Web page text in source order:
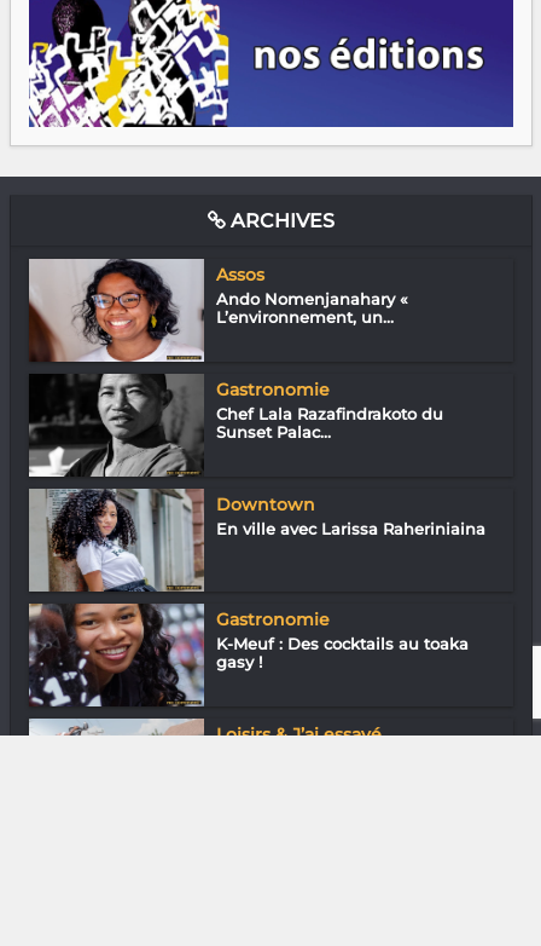
ARCHIVES
Assos
Ando Nomenjanahary «
L’environnement, un...
Gastronomie
Chef Lala Razafindrakoto du
Sunset Palac...
Downtown
En ville avec Larissa Raheriniaina
Gastronomie
K-Meuf : Des cocktails au toaka
gasy !
Loisirs & J’ai essayé